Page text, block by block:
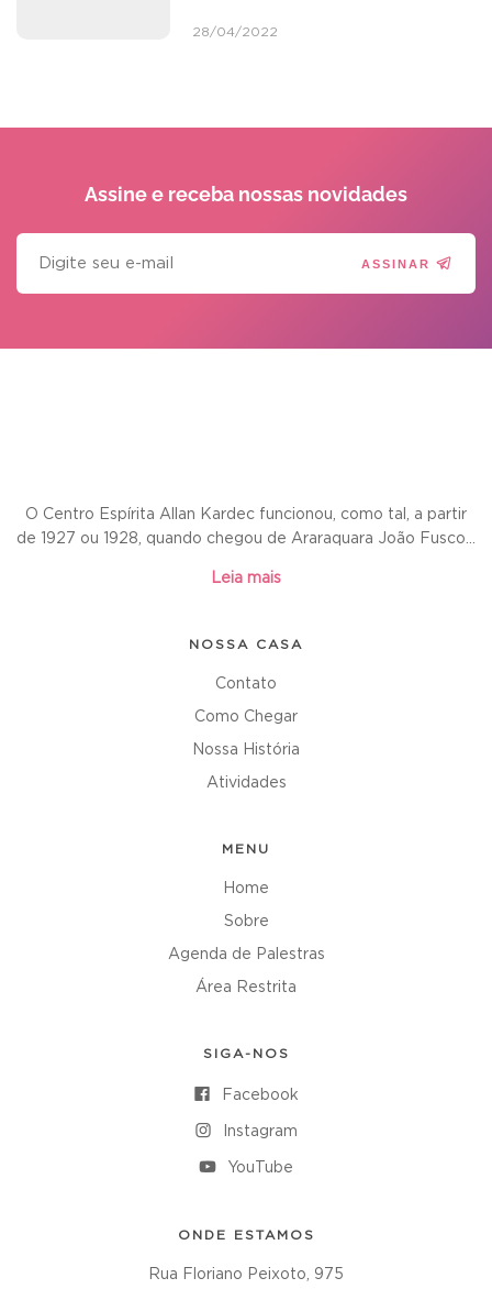
28/04/2022
Assine e receba nossas novidades
ASSINAR
O Centro Espírita Allan Kardec funcionou, como tal, a partir
de 1927 ou 1928, quando chegou de Araraquara João Fusco...
Leia mais
NOSSA CASA
Contato
Como Chegar
Nossa História
Atividades
MENU
Home
Sobre
Agenda de Palestras
Área Restrita
SIGA-NOS
Facebook
Instagram
YouTube
ONDE ESTAMOS
Rua Floriano Peixoto, 975